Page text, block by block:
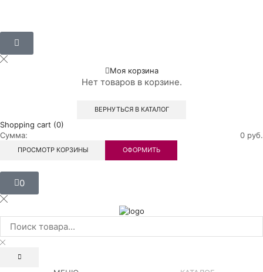
Моя корзина
Нет товаров в корзине.
ВЕРНУТЬСЯ В КАТАЛОГ
Shopping cart (0)
Сумма:
0 руб.
ПРОСМОТР КОРЗИНЫ ОФОРМИТЬ
0